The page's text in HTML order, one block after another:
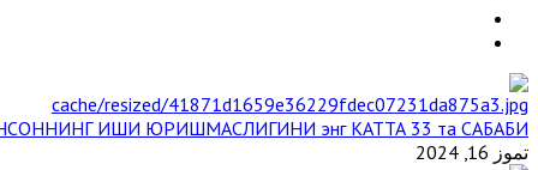
ИШИ ЮРИШМАСЛИГИНИ энг КАТТА 33 та САБАБИ
تموز 16, 2024